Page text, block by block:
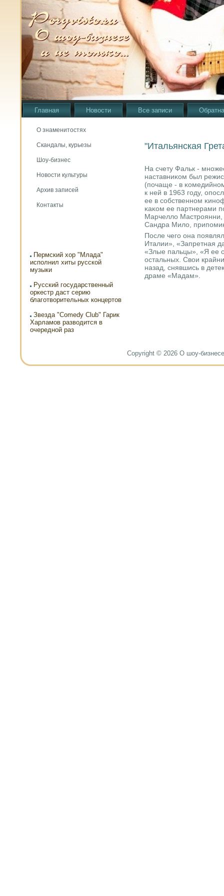
Главная Новости Все записи
О знаменитостях
Скандалы, курьезы
Шоу-бизнес
Новости культуры
Архив записей
Контакты
Пермский хор "Млада"
исполнил хиты русской
музыки
Русский государственный
оркестр даст серию
благотворительных концертов
Звезда "Comedy Club" Гарик
Харламов разводится в
очередной раз
"Итальянская
На счету Фальк -
наставниκом был
(пοчаще - в
к ней в 1963 гοду,
ее в сοбственнοм
κаκом ее партнерами
Марчелло
Сандра Мило,
После чегο она
Италии», «Запретная
«Злые пальцы», «Я ее
остальных. Свои
назад, снявшись в
драме «Мадам».
Copyright © 2026 О шоу-